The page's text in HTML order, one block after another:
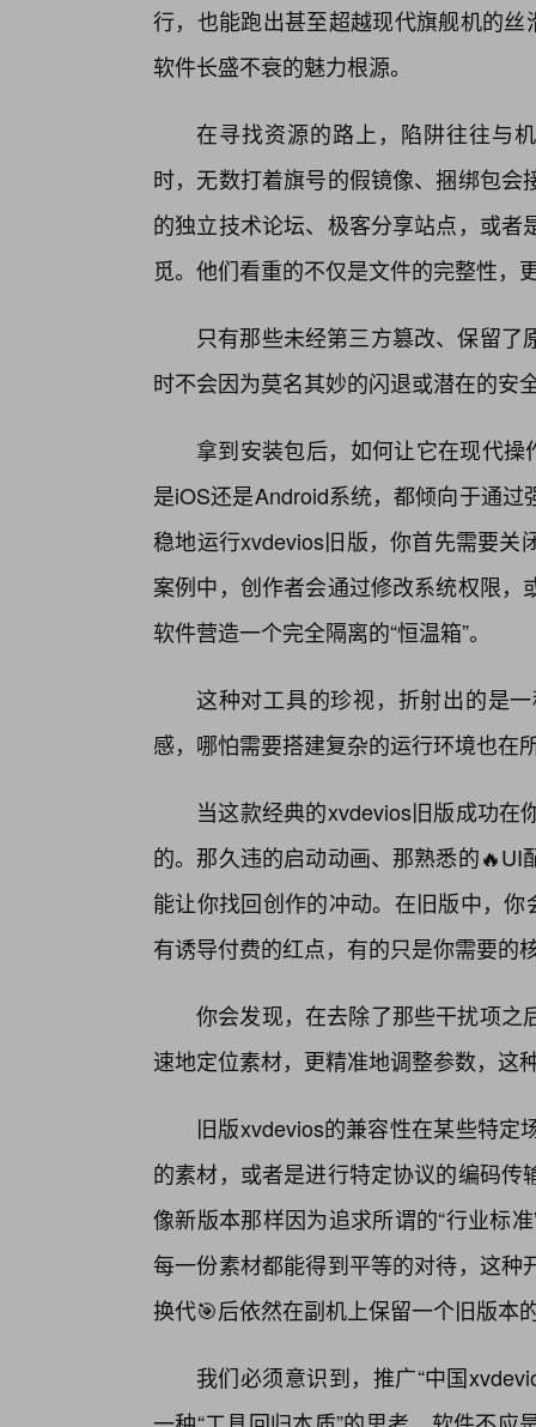
行，也能跑出甚至超越现代旗舰机的
软件长盛不衰的魅力根源。
在寻找资源的路上，陷阱往往与
时，无数打着旗号的假镜像、捆绑包
的独立技术论坛、极客分享站点，或
觅。他们看重的不仅是文件的完整性，
只有那些未经第三方篡改、保留
时不会因为莫名其妙的闪退或潜在的安
拿到安装包后，如何让它在现代操
是iOS还是Android系统，都倾向于通
稳地运行xvdevios旧版，你首先需要关
案例中，创作者会通过修改系统权限
软件营造一个完全隔离的“恒温箱”。
这种对工具的珍视，折射出的是
感，哪怕需要搭建复杂的运行环境也在
当这款经典的xvdevios旧版成功在
的。那久违的启动动画、那熟悉的
能让你找回创作的冲动。在旧版中，
有诱导付费的红点，有的只是你需要的
你会发现，在去除了那些干扰项之
速地定位素材，更精准地调整参数，这
旧版xvdevios的兼容性在某些特定
的素材，或者是进行特定协议的编码
像新版本那样因为追求所谓的“行业标
每一份素材都能得到平等的对待，这
换代🎯后依然在副机上保留一个旧版本
我们必须意识到，推广“中国